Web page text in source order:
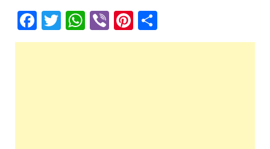
F
ac
T
w
W
h
Vi
b
Pi
nt h